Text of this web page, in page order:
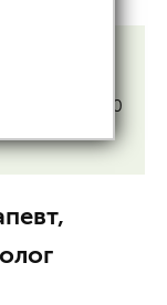
10:00 — 12:00